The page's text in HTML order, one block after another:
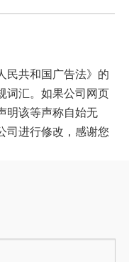
民共和国广告法》的
词汇。如果公司网页
明该等声称自始无
司进行修改，感谢您